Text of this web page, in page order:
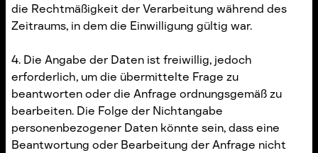
die Rechtmäßigkeit der Verarbeitung während des
Zeitraums, in dem die Einwilligung gültig war.
4. Die Angabe der Daten ist freiwillig, jedoch
erforderlich, um die übermittelte Frage zu
beantworten oder die Anfrage ordnungsgemäß zu
bearbeiten. Die Folge der Nichtangabe
personenbezogener Daten könnte sein, dass eine
Beantwortung oder Bearbeitung der Anfrage nicht